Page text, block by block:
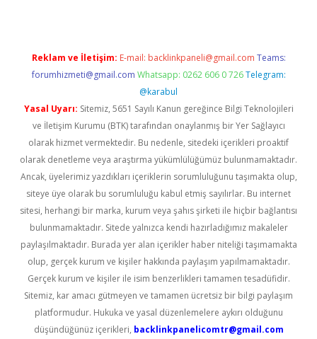
Reklam ve İletişim: E-mail: backlinkpaneli@gmail.com Teams:
forumhizmeti@gmail.com Whatsapp: 0262 606 0 726 Telegram:
@karabul
Yasal Uyarı: Sitemiz, 5651 Sayılı Kanun gereğince Bilgi Teknolojileri
ve İletişim Kurumu (BTK) tarafından onaylanmış bir Yer Sağlayıcı
olarak hizmet vermektedir. Bu nedenle, sitedeki içerikleri proaktif
olarak denetleme veya araştırma yükümlülüğümüz bulunmamaktadır.
Ancak, üyelerimiz yazdıkları içeriklerin sorumluluğunu taşımakta olup,
siteye üye olarak bu sorumluluğu kabul etmiş sayılırlar. Bu internet
sitesi, herhangi bir marka, kurum veya şahıs şirketi ile hiçbir bağlantısı
bulunmamaktadır. Sitede yalnızca kendi hazırladığımız makaleler
paylaşılmaktadır. Burada yer alan içerikler haber niteliği taşımamakta
olup, gerçek kurum ve kişiler hakkında paylaşım yapılmamaktadır.
Gerçek kurum ve kişiler ile isim benzerlikleri tamamen tesadüfidir.
Sitemiz, kar amacı gütmeyen ve tamamen ücretsiz bir bilgi paylaşım
platformudur. Hukuka ve yasal düzenlemelere aykırı olduğunu
düşündüğünüz içerikleri, backlinkpanelicomtr@gmail.com